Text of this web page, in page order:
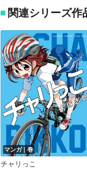
関連シリーズ作
マンガ｜巻
チャリっこ